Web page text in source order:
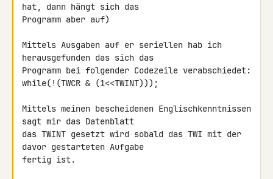
hat, dann hängt sich das
Programm aber auf)
Mittels Ausgaben auf er seriellen hab ich
herausgefunden das sich das
Programm bei folgender Codezeile verabschiedet:
while(!(TWCR & (1<<TWINT)));
Mittels meinen bescheidenen Englischkenntnissen
sagt mir das Datenblatt
das TWINT gesetzt wird sobald das TWI mit der
davor gestarteten Aufgabe
fertig ist.